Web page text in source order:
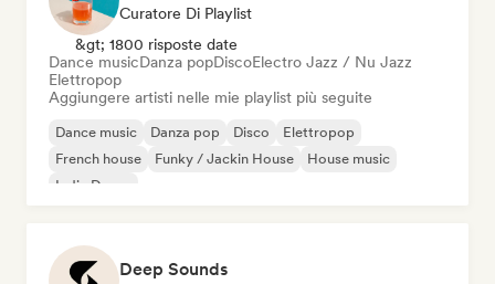
Curatore Di Playlist
&gt; 1800 risposte date
Dance musicDanza popDiscoElectro Jazz / Nu Jazz
Elettropop
Aggiungere artisti nelle mie playlist più seguite
Dance music Danza pop Disco
Elettropop
French house
Funky / Jackin House
House music
Indie Dance
Deep Sounds